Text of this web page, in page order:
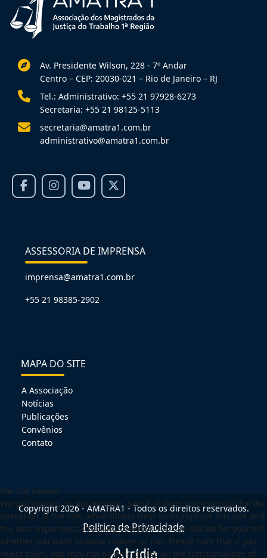
Av. Presidente Wilson, 228 - 7º Andar
Centro – CEP: 20030-021 – Rio de Janeiro – RJ
Tel.: Administrativo: +55 21 97928-6273
Secretaria: +55 21 98125-5113
secretaria@amatra1.com.br
administrativo@amatra1.com.br
ASSESSORIA DE IMPRENSA
imprensa@amatra1.com.br
+55 21 98385-2902
MAPA DO SITE
A Associação
Notícias
Publicações
Convênios
Contato
Copyright 2026 - AMATRA1 - Todos os direitos reservados.
Política de Privacidade
We use cookies
We use cookies on our website. Some of them are essential for the
operation of the site, while others help us to improve this site and
the user experience (tracking cookies). You can decide for yourself
whether you want to allow cookies or not. Please note that if you
reject them, you may not be able to use all the functionalities of